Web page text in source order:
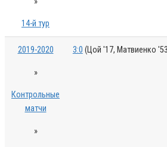
14-й тур
2019-2020
»
Контрольные
матчи
»
3:0 (Цой '17, Матвиенко